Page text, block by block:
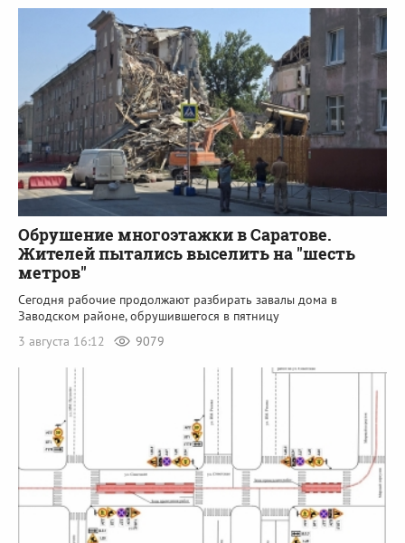
Обрушение многоэтажки в Саратове.
Жителей пытались выселить на "шесть
метров"
Сегодня рабочие продолжают разбирать завалы дома в
Заводском районе, обрушившегося в пятницу
3 августа 16:12
9079